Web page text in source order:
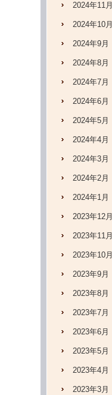
2024年11月
2024年10月
2024年9月
2024年8月
2024年7月
2024年6月
2024年5月
2024年4月
2024年3月
2024年2月
2024年1月
2023年12月
2023年11月
2023年10月
2023年9月
2023年8月
2023年7月
2023年6月
2023年5月
2023年4月
2023年3月